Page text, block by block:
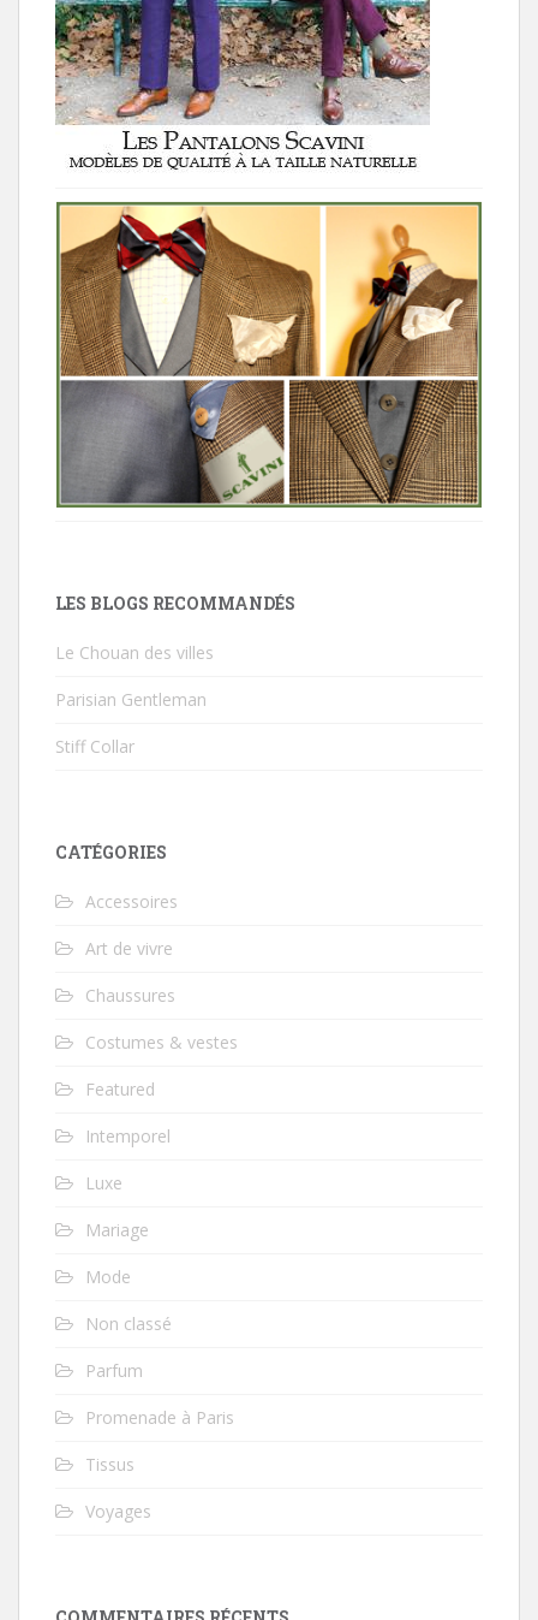
LES BLOGS RECOMMANDÉS
Le Chouan des villes
Parisian Gentleman
Stiff Collar
CATÉGORIES
Accessoires
Art de vivre
Chaussures
Costumes & vestes
Featured
Intemporel
Luxe
Mariage
Mode
Non classé
Parfum
Promenade à Paris
Tissus
Voyages